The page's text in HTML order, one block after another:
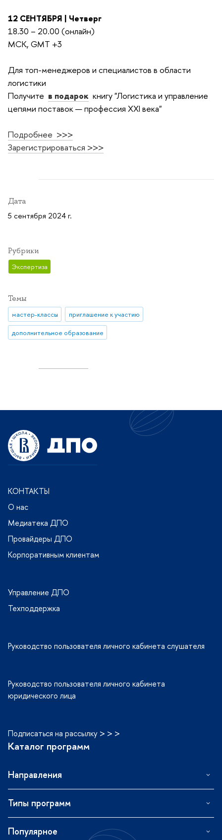
12 СЕНТЯБРЯ | Четверг
18.30 – 20.00 (онлайн)
МСК, GMT +3
Для топ-менеджеров и специалистов в области
логистики
Получите в подарок книгу "Логистика и управление
цепями поставок — профессия XXI века"
Подробнее >>>
Зарегистрироваться >>>
Дата
5 сентября 2024 г.
Рубрики
Экспертиза
Темы
мастер-классы приглашение к участию
дополнительное образование
КОНТАКТЫ
О нас
Медиатека ДПО
Провайдеры ДПО
Корпоративным клиентам
Управление ДПО
Техподдержка
Руководство пользователя личного кабинета слушателя
Руководство пользователя личного кабинета
юридического лица
Подписаться на рассылку > > >
Каталог программ
Направления
Типы программ
Популярное